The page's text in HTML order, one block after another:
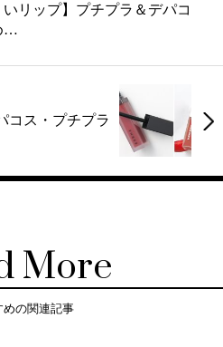
いリップ】プチプラ＆デパコ
…
コス・プチプラ
More
めの関連記事